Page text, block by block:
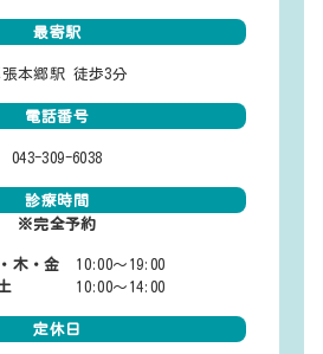
最寄駅
本郷駅 徒歩3分
電話番号
043-309-6038
診療時間
※完全予約
木・金 10:00～19:00
10:00～14:00
定休日